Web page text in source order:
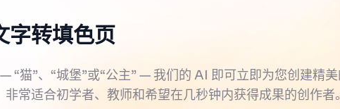
字转填色页
猫”、“城堡”或“公主” — 我们的 AI 即可立即为您创建精
常适合初学者、教师和希望在几秒钟内获得成果的创作者。